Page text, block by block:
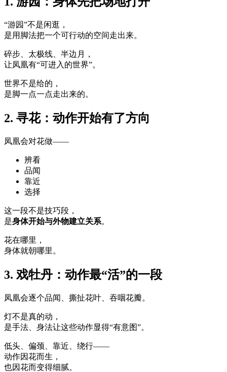
“游园”不是闲逛，
是用脚法把一个可行动的空间走出来。
碎步、太极线、半边月，
让凤凰有“可进入的世界”。
世界不是给的，
是脚一点一点走出来的。
2. 寻花：动作开始有了方向
凤凰会对花做——
辨看
品闻
靠近
选择
这一段不是技巧段，
是身体开始与外物建立关系。
花在哪里，
身体就朝哪里。
3. 戏牡丹：动作最“活”的一段
凤凰会逐个品闻、撕扯花叶、吞咽花瓣。
灯不是真的动，
是手法、身法让这些动作显得“有意图”。
低头、偏颈、靠近、绕行——
动作因花而生，
也因花而变得细腻。